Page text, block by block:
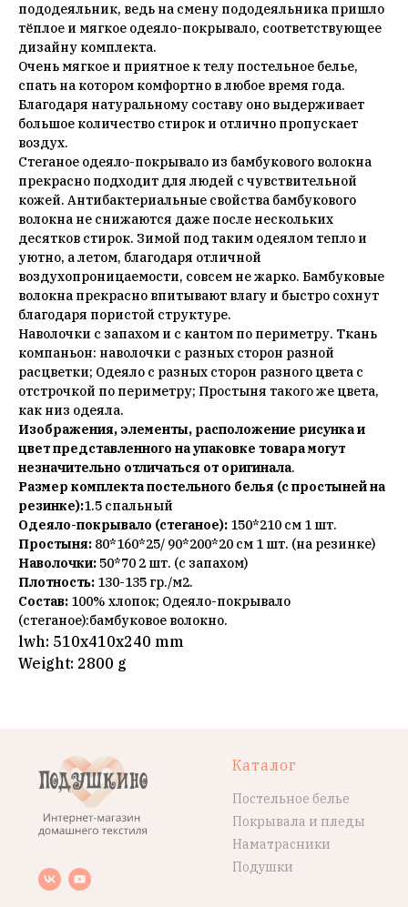
пододеяльник, ведь на смену пододеяльника пришло
тёплое и мягкое одеяло-покрывало, соответствующее
дизайну комплекта.
Очень мягкое и приятное к телу постельное белье,
спать на котором комфортно в любое время года.
Благодаря натуральному составу оно выдерживает
большое количество стирок и отлично пропускает
воздух.
Стеганое одеяло-покрывало из бамбукового волокна
прекрасно подходит для людей с чувствительной
кожей. Антибактериальные свойства бамбукового
волокна не снижаются даже после нескольких
десятков стирок. Зимой под таким одеялом тепло и
уютно, а летом, благодаря отличной
воздухопроницаемости, совсем не жарко. Бамбуковые
волокна прекрасно впитывают влагу и быстро сохнут
благодаря пористой структуре.
Наволочки с запахом и с кантом по периметру. Ткань
компаньон: наволочки с разных сторон разной
расцветки; Одеяло с разных сторон разного цвета с
отстрочкой по периметру; Простыня такого же цвета,
как низ одеяла.
Изображения, элементы, расположение рисунка и
цвет представленного на упаковке товара могут
незначительно отличаться от оригинала.
Размер комплекта постельного белья (c простыней на
резинке):1.5 спальный
Одеяло-покрывало (стеганое): 150*210 см 1 шт.
Простыня: 80*160*25/ 90*200*20 см 1 шт. (на резинке)
Наволочки: 50*70 2 шт. (с запахом)
Плотность: 130-135 гр./м2.
Состав: 100% хлопок; Одеяло-покрывало
(стеганое):бамбуковое волокно.
lwh: 510x410x240 mm
Weight: 2800 g
Каталог
Постельное белье
Покрывала и пледы
Наматрасники
Подушки